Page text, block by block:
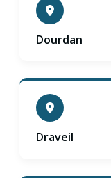
Dourdan
Draveil